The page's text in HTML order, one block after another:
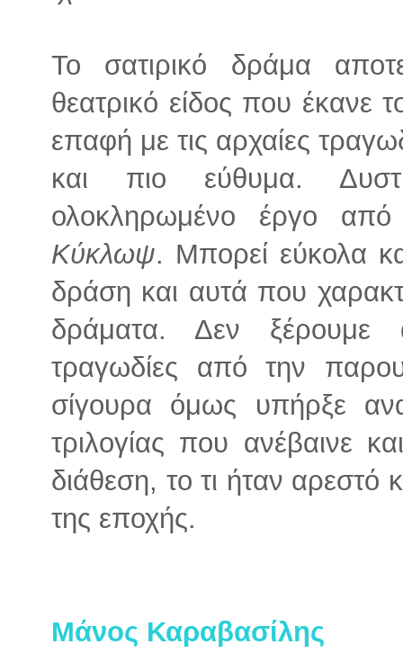
Το σατιρικό δράμα
θεατρικό είδος που έκανε
επαφή με τις αρχαίες
και πιο εύθυμα.
ολοκληρωμένο έργο
Κύκλωψ. Μπορεί εύκολα
δράση και αυτά που
δράματα. Δεν ξέρουμε
τραγωδίες από την
σίγουρα όμως υπήρξε
τριλογίας που ανέβαινε
διάθεση, το τι ήταν αρεστό
της εποχής.
Μάνος Καραβασίλης